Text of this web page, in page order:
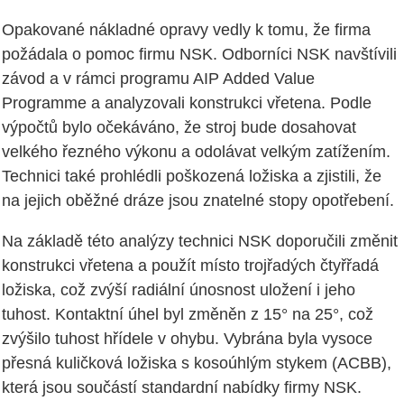
Opakované nákladné opravy vedly k tomu, že firma
požádala o pomoc firmu NSK. Odborníci NSK navštívili
závod a v rámci programu AIP Added Value
Programme a analyzovali konstrukci vřetena. Podle
výpočtů bylo očekáváno, že stroj bude dosahovat
velkého řezného výkonu a odolávat velkým zatížením.
Technici také prohlédli poškozená ložiska a zjistili, že
na jejich oběžné dráze jsou znatelné stopy opotřebení.
Na základě této analýzy technici NSK doporučili změnit
konstrukci vřetena a použít místo trojřadých čtyřřadá
ložiska, což zvýší radiální únosnost uložení i jeho
tuhost. Kontaktní úhel byl změněn z 15° na 25°, což
zvýšilo tuhost hřídele v ohybu. Vybrána byla vysoce
přesná kuličková ložiska s kosoúhlým stykem (ACBB),
která jsou součástí standardní nabídky firmy NSK.